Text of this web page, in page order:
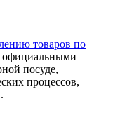
товаров по
официальными
посуде,
процессов,